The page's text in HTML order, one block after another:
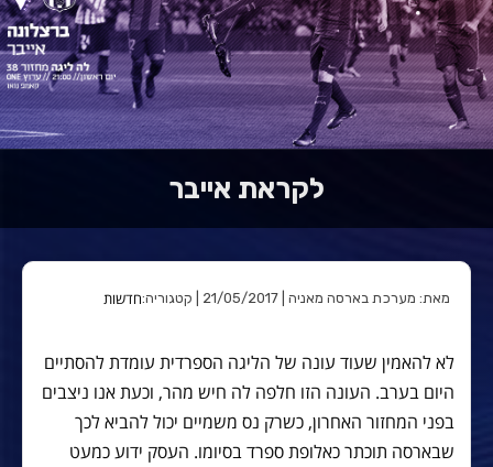
לקראת אייבר
מאת: מערכת בארסה מאניה | 21/05/2017 | קטגוריה: חדשות
לא להאמין שעוד עונה של הליגה הספרדית עומדת להסתיים
היום בערב. העונה הזו חלפה לה חיש מהר, וכעת אנו ניצבים
בפני המחזור האחרון, כשרק נס משמיים יכול להביא לכך
שבארסה תוכתר כאלופת ספרד בסיומו. העסק ידוע כמעט